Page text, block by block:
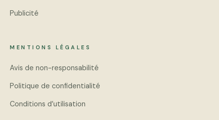
Publicité
MENTIONS LÉGALES
Avis de non-responsabilité
Politique de confidentialité
Conditions d’utilisation